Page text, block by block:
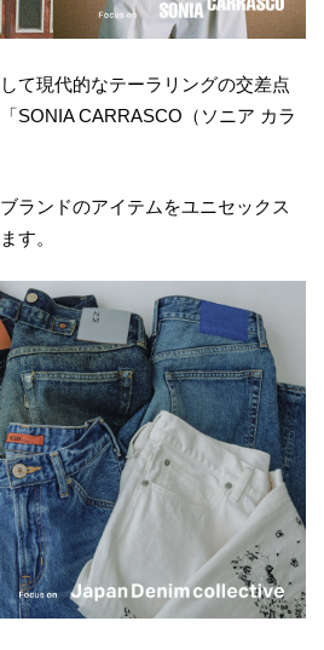
て現代的なテーラリングの交差点
SONIA CARRASCO（ソニア カラ
ランドのアイテムをユニセックス
す。